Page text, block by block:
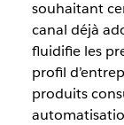
souhaitant
canal déjà
fluidifie les
profil
produits